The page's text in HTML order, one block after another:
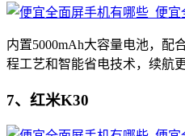
内置5000mAh大容量电池，配
程工艺和智能省电技术，续航更
7、红米K30